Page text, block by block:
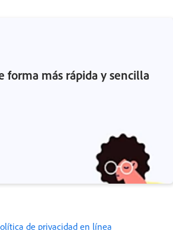
forma más rápida y sencilla
de privacidad en línea